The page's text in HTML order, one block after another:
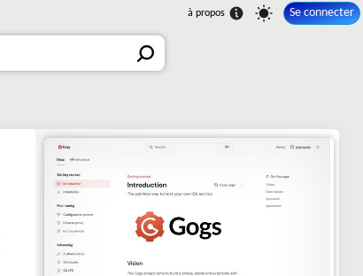
Se connecter